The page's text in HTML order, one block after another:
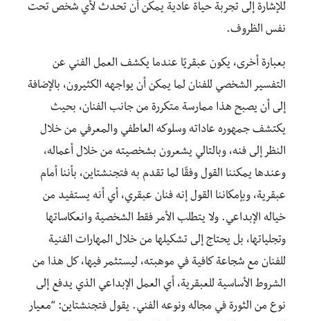
للإشارة إلى تجربة حياة عادية يمكن أن تحدث لأي شخص تحت
نفس الظروف.
بعبارة أخرى، يكون عبقريًا عندما يكشف العمل الفني عن
التفسير الشخصي للفنان لما يمكن أن يواجهه الكثيرون، بالإضافة
إلى أن يصبح هذا ممارسة متكررة من جانب الفنان، بحيث
يكتشف جمهوره عاداته وسلوكه العاطفي والمعرفي من خلال
النظر إلى فنه، وبالتالي يشعرون بشخصيته من خلال أعماله،
وعندها يمكننا القول وفقًا لما تقدم به فتجنشتاين، بأننا أمام
عبقرية، وبإمكاننا القول إنه فنان عبقري، أي أنه يستفيد من
خياله الإبداعي. ولا يتطلب الأمر فقط الشخصية وانعكاساتها
وتجلياتها، بل يحتاج إلى تشكيلها من خلال المهارات الفنية
للفنان مع شجاعة كافية في موهبته، ليستثمر فيها، كل هذا من
الشروط الأساسية للعبقرية، أي العمل الإبداعي الذي يدفع إلى
نوع من الثورة في مجاله ونوعه الفني. يقول فتجنشتاين: “معيار